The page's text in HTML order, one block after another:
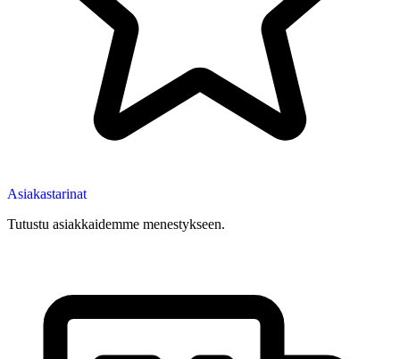
Asiakastarinat
Tutustu asiakkaidemme menestykseen.